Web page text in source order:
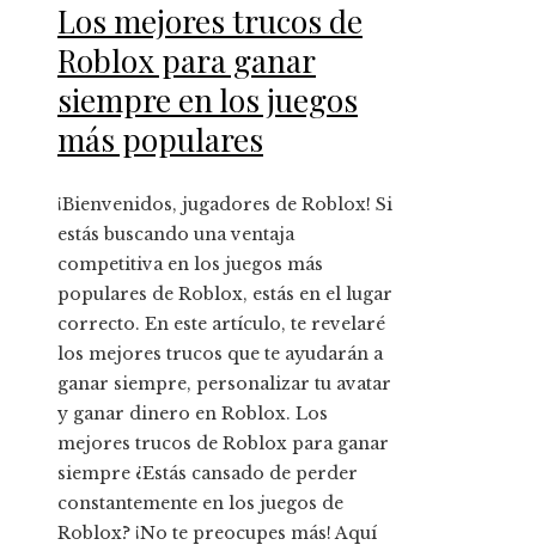
Los mejores trucos de
Roblox para ganar
siempre en los juegos
más populares
¡Bienvenidos, jugadores de Roblox! Si
estás buscando una ventaja
competitiva en los juegos más
populares de Roblox, estás en el lugar
correcto. En este artículo, te revelaré
los mejores trucos que te ayudarán a
ganar siempre, personalizar tu avatar
y ganar dinero en Roblox. Los
mejores trucos de Roblox para ganar
siempre ¿Estás cansado de perder
constantemente en los juegos de
Roblox? ¡No te preocupes más! Aquí